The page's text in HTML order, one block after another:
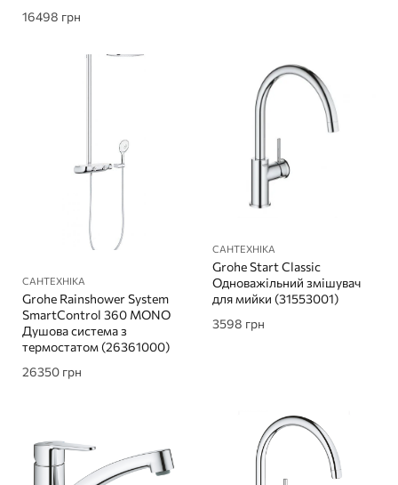
16498 грн
САНТЕХНІКА
Grohe Rainshower System
SmartControl 360 MONO
Душова система з
термостатом (26361000)
26350 грн
САНТЕХНІКА
Grohe Start Classic
Одноважільний змішувач
для мийки (31553001)
3598 грн